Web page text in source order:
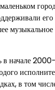
в начале
в том